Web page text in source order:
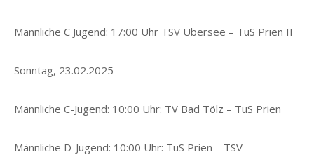
Männliche C Jugend: 17:00 Uhr TSV Übersee – TuS Prien II
Sonntag, 23.02.2025
Männliche C-Jugend: 10:00 Uhr: TV Bad Tölz – TuS Prien
Männliche D-Jugend: 10:00 Uhr: TuS Prien – TSV